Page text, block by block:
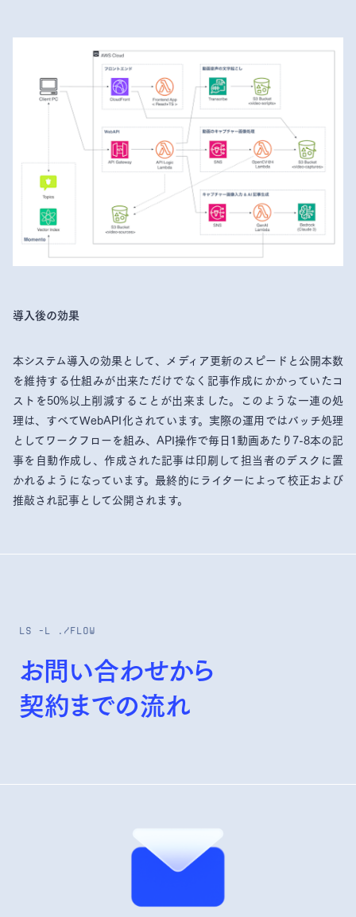
導入後の効果
本システム導入の効果として、メディア更新のスピードと公開本数
を維持する仕組みが出来ただけでなく記事作成にかかっていたコ
ストを50%以上削減することが出来ました。このような一連の処
理は、すべてWebAPI化されています。実際の運用ではバッチ処理
としてワークフローを組み、API操作で毎日1動画あたり7-8本の記
事を自動作成し、作成された記事は印刷して担当者のデスクに置
かれるようになっています。最終的にライターによって校正および
推敲され記事として公開されます。
ls -l ./flow
お問い合わせから
契約までの流れ